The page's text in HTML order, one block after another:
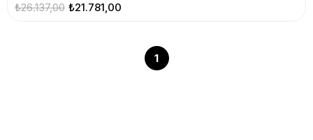
₺21.781,00
₺26.137,00
1